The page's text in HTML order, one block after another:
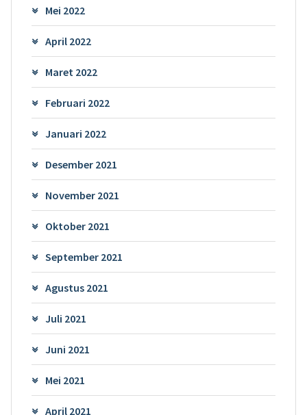
Mei 2022
April 2022
Maret 2022
Februari 2022
Januari 2022
Desember 2021
November 2021
Oktober 2021
September 2021
Agustus 2021
Juli 2021
Juni 2021
Mei 2021
April 2021